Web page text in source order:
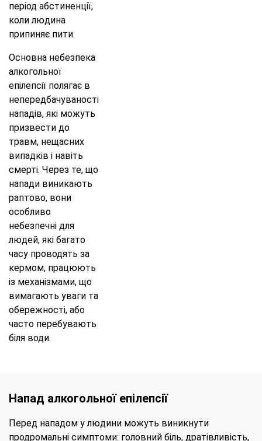
період абстиненції,
коли людина
припиняє пити.
Основна небезпека
алкогольної
епілепсії полягає в
непередбачуваності
нападів, які можуть
призвести до
травм, нещасних
випадків і навіть
смерті. Через те, що
напади виникають
раптово, вони
особливо
небезпечні для
людей, які багато
часу проводять за
кермом, працюють
із механізмами, що
вимагають уваги та
обережності, або
часто перебувають
біля води.
Напад алкогольної епілепсії
Перед нападом у людини можуть виникнути
продромальні симптоми: головний біль, дратівливість,